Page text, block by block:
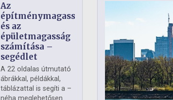
Az
építménymagasság
és az
épületmagasság
számítása –
segédlet
A 22 oldalas útmutató
ábrákkal, példákkal,
táblázattal is segíti a –